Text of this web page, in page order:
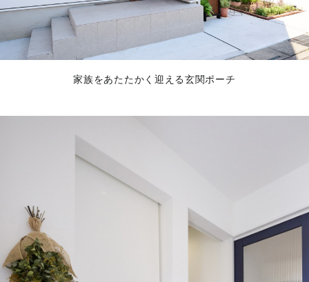
家族をあたたかく迎える玄関ポーチ